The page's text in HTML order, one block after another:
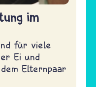
im
für viele
Ei und
Elternpaar